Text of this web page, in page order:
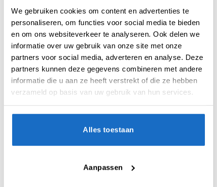
We gebruiken cookies om content en advertenties te
personaliseren, om functies voor social media te bieden
en om ons websiteverkeer te analyseren. Ook delen we
informatie over uw gebruik van onze site met onze
partners voor social media, adverteren en analyse. Deze
partners kunnen deze gegevens combineren met andere
informatie die u aan ze heeft verstrekt of die ze hebben
verzameld op basis van uw gebruik van hun services.
Alles toestaan
Aanpassen
Tag:Gerwyn Price
Merk:Red Dragon
AANVULLENDE INFORMATIE
Gerwyn Price